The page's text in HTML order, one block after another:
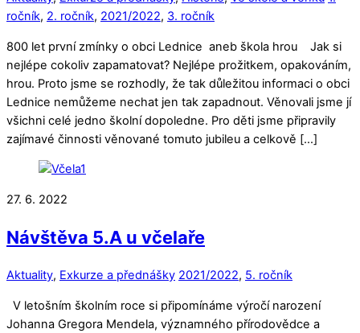
ročník, 2. ročník, 2021/2022, 3. ročník
800 let první zmínky o obci Lednice aneb škola hrou Jak si
nejlépe cokoliv zapamatovat? Nejlépe prožitkem, opakováním,
hrou. Proto jsme se rozhodly, že tak důležitou informaci o obci
Lednice nemůžeme nechat jen tak zapadnout. Věnovali jsme jí
všichni celé jedno školní dopoledne. Pro děti jsme připravily
zajímavé činnosti věnované tomuto jubileu a celkově […]
27. 6. 2022
Návštěva 5.A u včelaře
Aktuality, Exkurze a přednášky 2021/2022, 5. ročník
V letošním školním roce si připomínáme výročí narození
Johanna Gregora Mendela, významného přírodovědce a